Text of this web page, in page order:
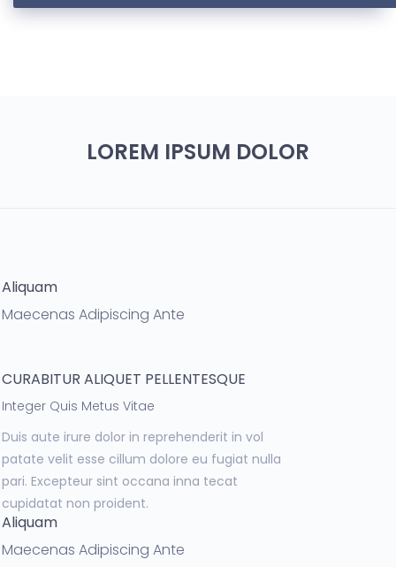
LOREM IPSUM DOLOR
Aliquam
Maecenas Adipiscing Ante
CURABITUR ALIQUET PELLENTESQUE
Integer Quis Metus Vitae
Duis aute irure dolor in reprehenderit in vol
patate velit esse cillum dolore eu fugiat nulla
pari. Excepteur sint occana inna tecat
cupidatat non proident.
Aliquam
Maecenas Adipiscing Ante